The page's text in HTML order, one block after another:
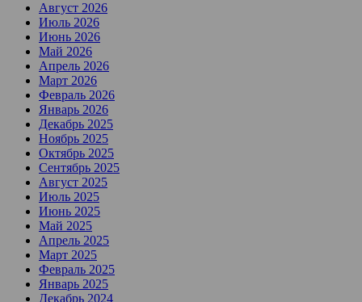
Август 2026
Июль 2026
Июнь 2026
Май 2026
Апрель 2026
Март 2026
Февраль 2026
Январь 2026
Декабрь 2025
Ноябрь 2025
Октябрь 2025
Сентябрь 2025
Август 2025
Июль 2025
Июнь 2025
Май 2025
Апрель 2025
Март 2025
Февраль 2025
Январь 2025
Декабрь 2024